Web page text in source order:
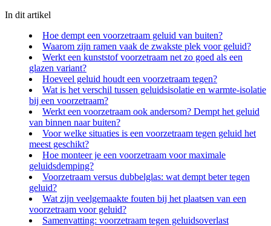
In dit artikel
Hoe dempt een voorzetraam geluid van buiten?
Waarom zijn ramen vaak de zwakste plek voor geluid?
Werkt een kunststof voorzetraam net zo goed als een
glazen variant?
Hoeveel geluid houdt een voorzetraam tegen?
Wat is het verschil tussen geluidsisolatie en warmte-isolatie
bij een voorzetraam?
Werkt een voorzetraam ook andersom? Dempt het geluid
van binnen naar buiten?
Voor welke situaties is een voorzetraam tegen geluid het
meest geschikt?
Hoe monteer je een voorzetraam voor maximale
geluidsdemping?
Voorzetraam versus dubbelglas: wat dempt beter tegen
geluid?
Wat zijn veelgemaakte fouten bij het plaatsen van een
voorzetraam voor geluid?
Samenvatting: voorzetraam tegen geluidsoverlast